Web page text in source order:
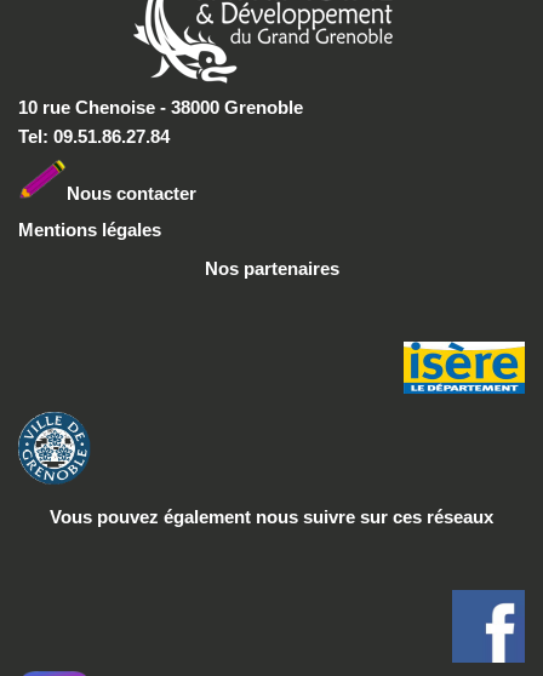
10 rue Chenoise - 38000 Grenoble
Tel: 09.51.86.27.84
Nous contacter
Mentions légales
Nos partenaires
Vous pouvez également nous suivre sur ces réseaux